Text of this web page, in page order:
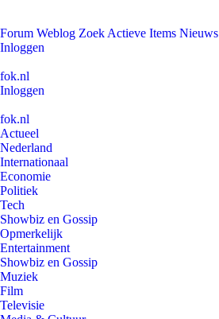
Forum Weblog Zoek Actieve Items Nieuws
Inloggen
fok.nl
Inloggen
fok.nl
Actueel
Nederland
Internationaal
Economie
Politiek
Tech
Showbiz en Gossip
Opmerkelijk
Entertainment
Showbiz en Gossip
Muziek
Film
Televisie